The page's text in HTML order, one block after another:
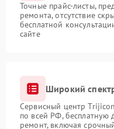
Точные прайс-листы,
ремонта, отсутствие
бесплатной
сайте
Широкий
Сервисный центр
по всей РФ, бесплатную
ремонт, включая